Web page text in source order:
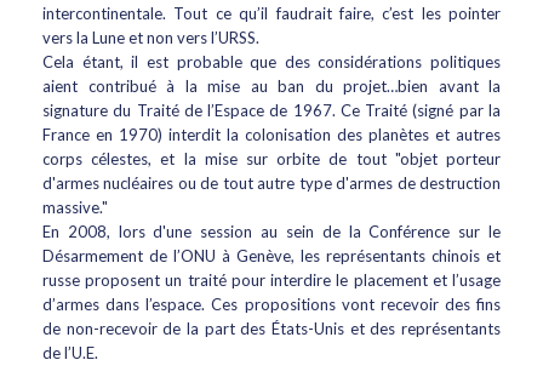
intercontinentale. Tout ce qu’il faudrait faire, c’est les pointer
vers la Lune et non vers l’URSS.
Cela étant, il est probable que des considérations politiques
aient contribué à la mise au ban du projet…bien avant la
signature du Traité de l’Espace de 1967. Ce Traité (signé par la
France en 1970) interdit la colonisation des planètes et autres
corps célestes, et la mise sur orbite de tout "objet porteur
d'armes nucléaires ou de tout autre type d'armes de destruction
massive."
En 2008, lors d'une session au sein de la Conférence sur le
Désarmement de l’ONU à Genève, les représentants chinois et
russe proposent un traité pour interdire le placement et l’usage
d’armes dans l’espace. Ces propositions vont recevoir des fins
de non-recevoir de la part des États-Unis et des représentants
de l’U.E.